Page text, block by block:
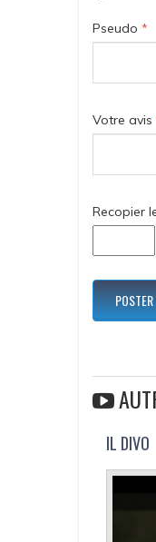
Pseudo *
Votre avis
Recopier
IL DIVO